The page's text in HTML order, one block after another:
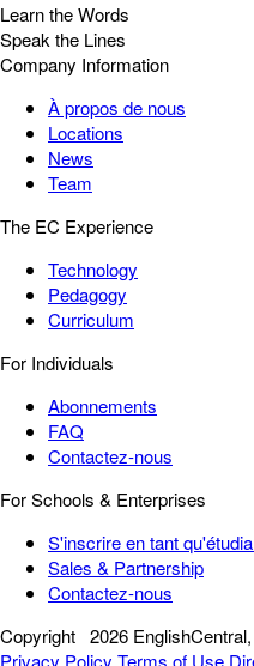
Learn the Words
Speak the Lines
Company Information
À propos de nous
Locations
News
Team
The EC Experience
Technology
Pedagogy
Curriculum
For Individuals
Abonnements
FAQ
Contactez-nous
For Schools & Enterprises
S'inscrire en tant
Sales & Partnership
Contactez-nous
Copyright 2026